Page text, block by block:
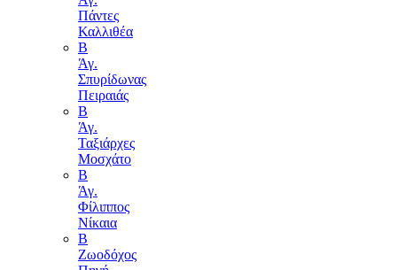
Πάντες
Καλλιθέα
Β
Άγ.
Σπυρίδωνας
Πειραιάς
B
Άγ.
Ταξιάρχες
Μοσχάτο
Β
Άγ.
Φίλιππος
Νίκαια
B
Ζωοδόχος